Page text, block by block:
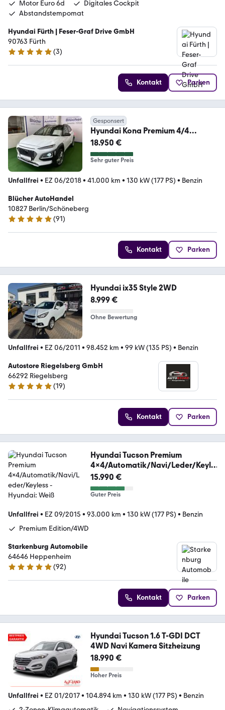
Motor Euro 6d
Digitales Cockpit
Abstandstempomat
Hyundai Fürth | Feser-Graf Drive GmbH
90763 Fürth
5 Sterne
(3)
Kontakt Parken
Gesponsert
Hyundai Kona Premium 4/4
Sonderedition Automatik AHK Spo
18.950 €
Sehr guter Preis
Unfallfrei • EZ 06/2018• 41.000 km • 130 kW (177 PS) • Benzin
Blücher AutoHandel
10827 Berlin/Schöneberg
4.8 Sterne
(91)
Kontakt Parken
Hyundai ix35 Style 2WD
8.999 €
Ohne Bewertung
Unfallfrei • EZ 06/2011 • 98.452 km • 99 kW (135 PS) • Benzin
Autostore Riegelsberg GmbH
66292 Riegelsberg
4.8 Sterne
(19)
Kontakt Parken
Hyundai Tucson Premium
4x4/Automatik/Navi/Leder/Keyle
ss
15.990 €
Guter Preis
Unfallfrei • EZ 09/2015 • 93.000 km • 130 kW (177 PS) • Benzin
Premium Edition/4WD
Starkenburg Automobile
64646 Heppenheim
5 Sterne
(92)
Kontakt Parken
Hyundai Tucson 1.6 T-GDI DCT
4WD Navi Kamera Sitzheizung
18.990 €
Hoher Preis
Unfallfrei • EZ 01/2017• 104.894 km • 130 kW (177 PS) • Benzin